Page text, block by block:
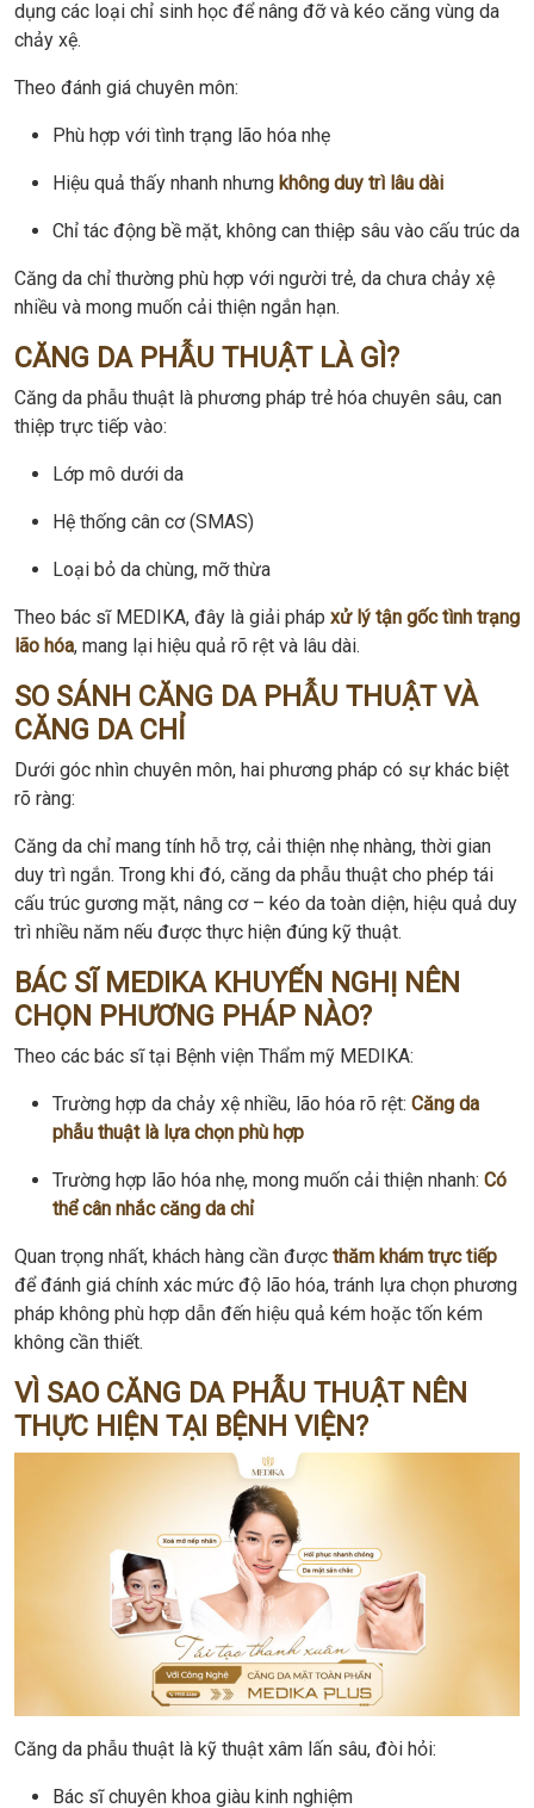
dụng các loại chỉ sinh học để nâng đỡ và kéo căng vùng da
chảy xệ.
Theo đánh giá chuyên môn:
Phù hợp với tình trạng lão hóa nhẹ
Hiệu quả thấy nhanh nhưng không duy trì lâu dài
Chỉ tác động bề mặt, không can thiệp sâu vào cấu trúc da
Căng da chỉ thường phù hợp với người trẻ, da chưa chảy xệ
nhiều và mong muốn cải thiện ngắn hạn.
CĂNG DA PHẪU THUẬT LÀ GÌ?
Căng da phẫu thuật là phương pháp trẻ hóa chuyên sâu, can
thiệp trực tiếp vào:
Lớp mô dưới da
Hệ thống cân cơ (SMAS)
Loại bỏ da chùng, mỡ thừa
Theo bác sĩ MEDIKA, đây là giải pháp xử lý tận gốc tình trạng
lão hóa, mang lại hiệu quả rõ rệt và lâu dài.
SO SÁNH CĂNG DA PHẪU THUẬT VÀ
CĂNG DA CHỈ
Dưới góc nhìn chuyên môn, hai phương pháp có sự khác biệt
rõ ràng:
Căng da chỉ mang tính hỗ trợ, cải thiện nhẹ nhàng, thời gian
duy trì ngắn. Trong khi đó, căng da phẫu thuật cho phép tái
cấu trúc gương mặt, nâng cơ – kéo da toàn diện, hiệu quả duy
trì nhiều năm nếu được thực hiện đúng kỹ thuật.
BÁC SĨ MEDIKA KHUYẾN NGHỊ NÊN
CHỌN PHƯƠNG PHÁP NÀO?
Theo các bác sĩ tại Bệnh viện Thẩm mỹ MEDIKA:
Trường hợp da chảy xệ nhiều, lão hóa rõ rệt: Căng da
phẫu thuật là lựa chọn phù hợp
Trường hợp lão hóa nhẹ, mong muốn cải thiện nhanh: Có
thể cân nhắc căng da chỉ
Quan trọng nhất, khách hàng cần được thăm khám trực tiếp
để đánh giá chính xác mức độ lão hóa, tránh lựa chọn phương
pháp không phù hợp dẫn đến hiệu quả kém hoặc tốn kém
không cần thiết.
VÌ SAO CĂNG DA PHẪU THUẬT NÊN
THỰC HIỆN TẠI BỆNH VIỆN?
Căng da phẫu thuật là kỹ thuật xâm lấn sâu, đòi hỏi:
Bác sĩ chuyên khoa giàu kinh nghiệm